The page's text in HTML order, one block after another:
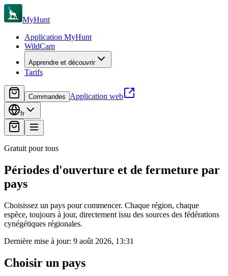
MyHunt
Application MyHunt
WildCam
Apprendre et découvrir
Tarifs
Commandes Application web
fr
Gratuit pour tous
Périodes d'ouverture et de fermeture par
pays
Choisissez un pays pour commencer. Chaque région, chaque
espèce, toujours à jour, directement issu des sources des fédérations
cynégétiques régionales.
Dernière mise à jour: 9 août 2026, 13:31
Choisir un pays